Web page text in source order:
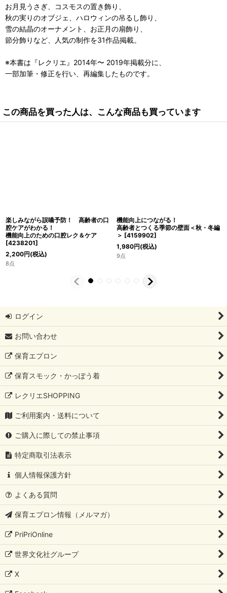
お月見うさぎ、コスモスの置き飾り、
秋の実りのオブジェ、ハロウィンの吊るし飾り、
雪の結晶のオーナメント、お正月の扇飾り、
節分飾りなど、人気の制作を31作品掲載。
※本書は『レクリエ』2014年〜 2019年掲載分に、
一部加筆・修正を行い、再編集したものです。
この商品を買った人は、こんな商品も買っています
楽しみながら誤嚥予防！ 高齢者の口
腔ケアがわかる！
機能向上のための口腔レク＆ケア
[4238201]
2,200円(税込)
8点
機能向上につながる！
高齢者とつくる季節の壁面＜秋・冬編
＞ [4159902]
1,980円(税込)
9点
ログイン
お問い合わせ
保育エプロン
保育スモック・かっぽう着
レクリエSHOPPING
ご利用案内・送料について
ご購入に際しての禁止事項
特定商取引法表示
個人情報保護方針
よくある質問
保育エプロン情報（メルマガ）
PriPriOnline
世界文化社グループ
X